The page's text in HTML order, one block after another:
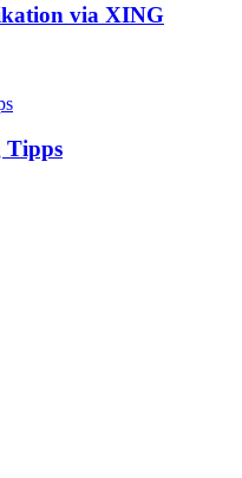
via XING
Tipps